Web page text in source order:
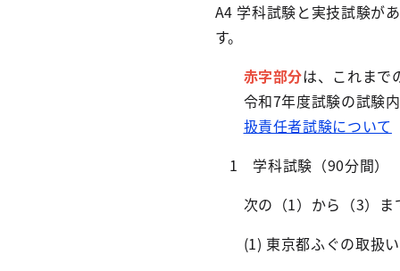
A4 学科試験と実技試験が
す。
赤字部分は、これまで
令和7年度試験の試験
扱責任者試験について
1 学科試験（90分間）
次の（1）から（3）
(1) 東京都ふぐの取扱